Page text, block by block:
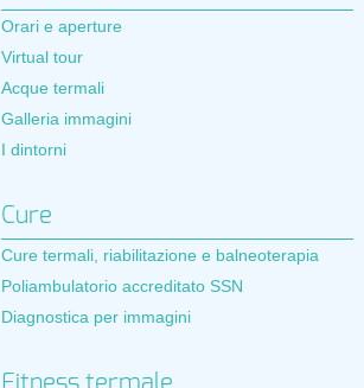
Orari e aperture
Virtual tour
Acque termali
Galleria immagini
I dintorni
Cure
Cure termali, riabilitazione e balneoterapia
Poliambulatorio accreditato SSN
Diagnostica per immagini
Fitness termale